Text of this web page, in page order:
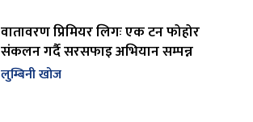
वातावरण प्रिमियर लिगः एक टन फोहोर
संकलन गर्दै सरसफाइ अभियान सम्पन्न
लुम्बिनी खोज